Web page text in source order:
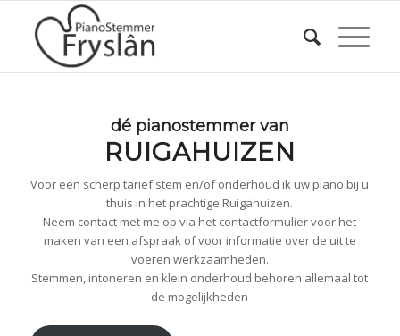
dé pianostemmer van
RUIGAHUIZEN
Voor een scherp tarief stem en/of onderhoud ik uw piano bij u
thuis in het prachtige Ruigahuizen.
Neem contact met me op via het contactformulier voor het
maken van een afspraak of voor informatie over de uit te
voeren werkzaamheden.
Stemmen, intoneren en klein onderhoud behoren allemaal tot
de mogelijkheden